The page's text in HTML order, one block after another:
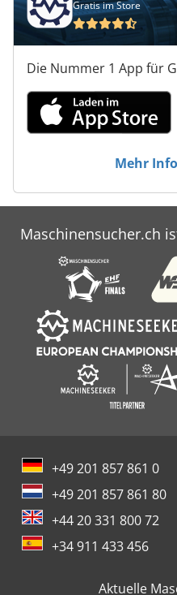
Gratis im Store
Die Nummer 1 App für
Mehr
Maschinensucher.ch
+49 201 857 861 0
+49 201 857 861 80
+44 20 331 800 72
+34 911 433 456
Aktuelle